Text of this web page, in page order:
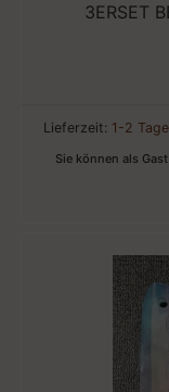
3ERSET
Lieferzeit: 1-2 Tage
Sie können als